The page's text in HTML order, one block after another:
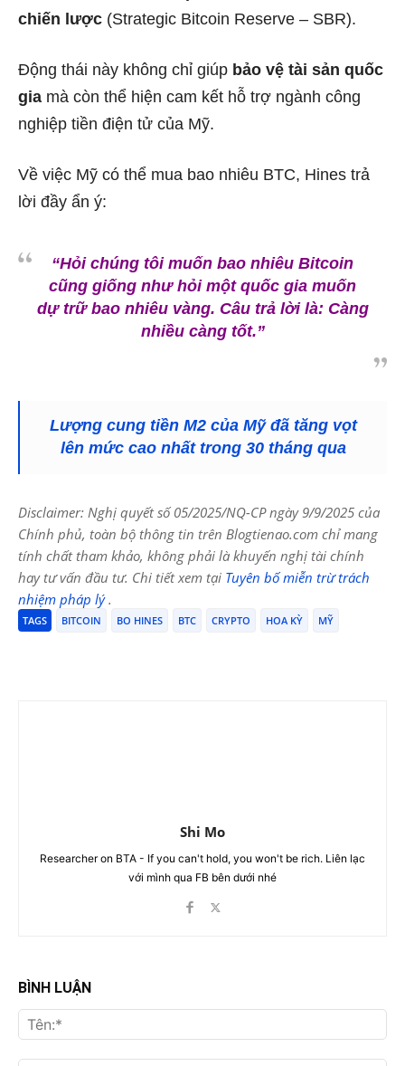
chiến lược (Strategic Bitcoin Reserve – SBR).
Động thái này không chỉ giúp bảo vệ tài sản quốc
gia mà còn thể hiện cam kết hỗ trợ ngành công
nghiệp tiền điện tử của Mỹ.
Về việc Mỹ có thể mua bao nhiêu BTC, Hines trả
lời đầy ẩn ý:
“Hỏi chúng tôi muốn bao nhiêu Bitcoin
cũng giống như hỏi một quốc gia muốn
dự trữ bao nhiêu vàng. Câu trả lời là: Càng
nhiều càng tốt.”
Lượng cung tiền M2 của Mỹ đã tăng vọt
lên mức cao nhất trong 30 tháng qua
Disclaimer: Nghị quyết số 05/2025/NQ-CP ngày 9/9/2025 của
Chính phủ, toàn bộ thông tin trên Blogtienao.com chỉ mang
tính chất tham khảo, không phải là khuyến nghị tài chính
hay tư vấn đầu tư. Chi tiết xem tại Tuyên bố miễn trừ trách
nhiệm pháp lý.
TAGS BITCOIN BO HINES BTC CRYPTO HOA KỲ MỸ
Shi Mo
Researcher on BTA - If you can't hold, you won't be rich. Liên lạc
với mình qua FB bên dưới nhé
BÌNH LUẬN